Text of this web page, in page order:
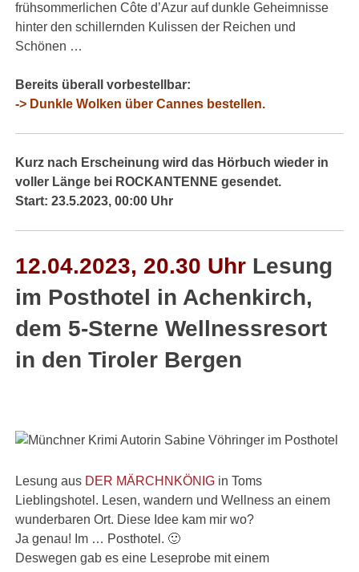
frühsommerlichen Côte d’Azur auf dunkle Geheimnisse
hinter den schillernden Kulissen der Reichen und
Schönen …
Bereits überall vorbestellbar:
-> Dunkle Wolken über Cannes bestellen.
Kurz nach Erscheinung wird das Hörbuch wieder in
voller Länge bei ROCKANTENNE gesendet.
Start: 23.5.2023, 00:00 Uhr
12.04.2023, 20.30 Uhr Lesung
im Posthotel in Achenkirch,
dem 5-Sterne Wellnessresort
in den Tiroler Bergen
Lesung aus DER MÄRCHNKÖNIG in Toms
Lieblingshotel. Lesen, wandern und Wellness an einem
wunderbaren Ort. Diese Idee kam mir wo?
Ja genau! Im … Posthotel. 🙂
Deswegen gab es eine Leseprobe mit einem